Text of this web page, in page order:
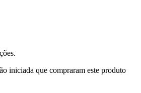
iniciada que compraram este produto